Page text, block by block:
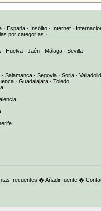
· España · Insólito · Internet ·
por categorías ·
· Huelva · Jaén · Málaga · Sevilla
· Salamanca · Segovia · Soria · Valladolid
· Guadalajara · Toledo
frecuentes �Añadir fuente �